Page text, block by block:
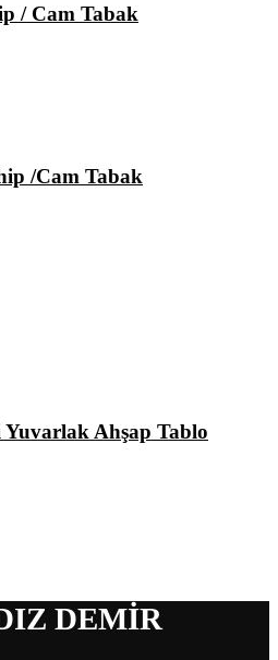
/ Cam Tabak
/Cam Tabak
Yuvarlak Ahşap Tablo
DEMİR